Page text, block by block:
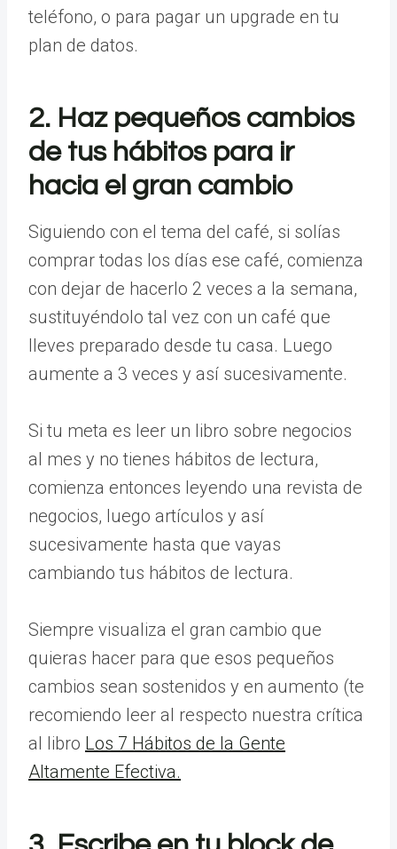
teléfono, o para pagar un upgrade en tu
plan de datos.
2. Haz pequeños cambios
de tus hábitos para ir
hacia el gran cambio
Siguiendo con el tema del café, si solías
comprar todas los días ese café, comienza
con dejar de hacerlo 2 veces a la semana,
sustituyéndolo tal vez con un café que
lleves preparado desde tu casa. Luego
aumente a 3 veces y así sucesivamente.
Si tu meta es leer un libro sobre negocios
al mes y no tienes hábitos de lectura,
comienza entonces leyendo una revista de
negocios, luego artículos y así
sucesivamente hasta que vayas
cambiando tus hábitos de lectura.
Siempre visualiza el gran cambio que
quieras hacer para que esos pequeños
cambios sean sostenidos y en aumento (te
recomiendo leer al respecto nuestra crítica
al libro Los 7 Hábitos de la Gente
Altamente Efectiva.